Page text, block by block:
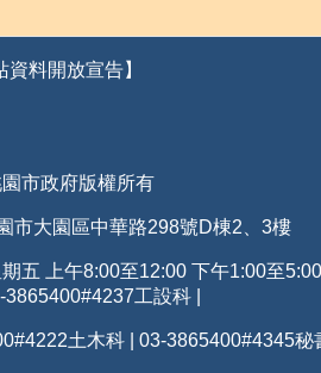
資料開放宣告】
市政府版權所有
市大園區中華路298號D棟2、3樓
五 上午8:00至12:00 下午1:00至
工設科 |
土木科 | 03-3865400#4345秘